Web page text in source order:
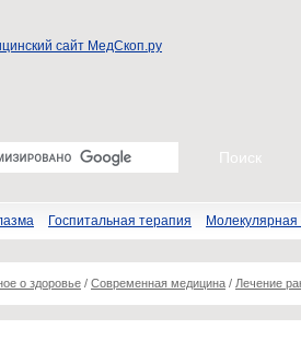
Госпитальная терапия Молекулярная
о здоровье / Современная медицина / Лечение